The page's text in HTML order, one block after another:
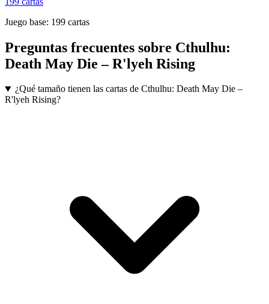
Juego base: 199 cartas
Preguntas frecuentes sobre Cthulhu:
Death May Die – R'lyeh Rising
¿Qué tamaño tienen las cartas de Cthulhu: Death May Die –
R'lyeh Rising?